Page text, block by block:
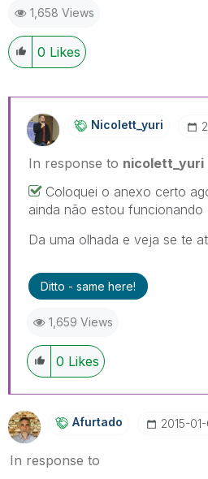
1,658 Views
0 Likes
Nicolett_yuri
In response to nicolett_yuri
Coloquei o anexo certo
ainda não estou funcionando
Da uma olhada e veja se te
Ditto - same here!
1,659 Views
0 Likes
Afurtado ‎2015-
In response to